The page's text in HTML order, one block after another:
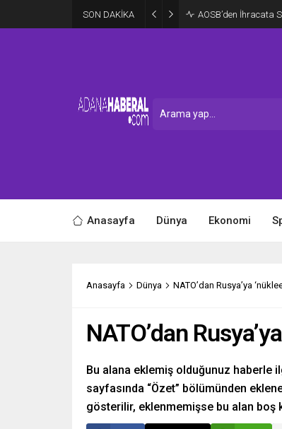
SON DAKİKA AOSB’den İhracata
Anasayfa Dünya Ekonomi
Anasayfa Dünya NATO’dan Rusya’ya
NATO’dan
Bu alana eklemiş olduğunuz haberle
sayfasında “Özet” bölümünden
gösterilir, eklenmemişse bu alan boş